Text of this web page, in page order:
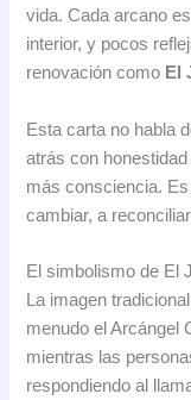
vida. Cada arcano
interior, y pocos
renovación como El
Esta carta no habla
atrás con
más consciencia.
cambiar, a
El simbolismo de El
La imagen
menudo el Arcángel
mientras las
respondiendo al